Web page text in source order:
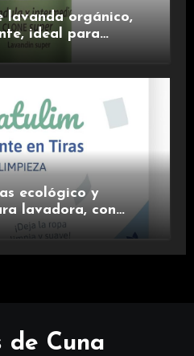
lavanda orgánico,
ideal para
ecológico y
lavadora, con
y fragancia de
de Cuna